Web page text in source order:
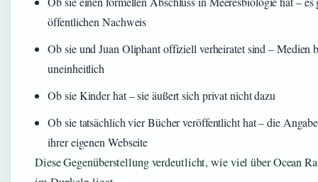
öffentlichen Nachweis
Ob sie und Juan Oliphant offiziell verheiratet sind – Medien
uneinheitlich
Ob sie Kinder hat – sie äußert sich privat nicht dazu
Ob sie tatsächlich vier Bücher veröffentlicht hat – die
ihrer eigenen Webseite
Diese Gegenüberstellung verdeutlicht, wie viel über Ocean